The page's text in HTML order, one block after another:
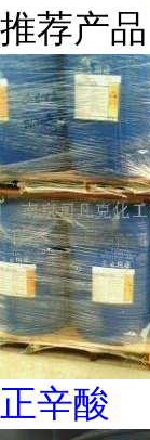
推荐产品
正辛酸